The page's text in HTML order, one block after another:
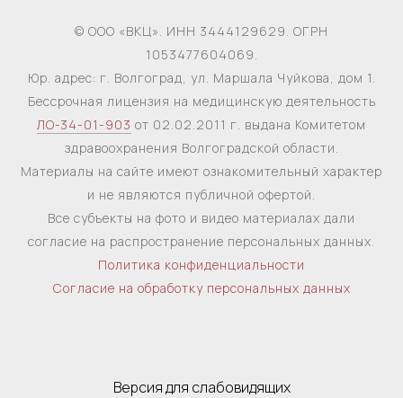
© ООО «ВКЦ». ИНН 3444129629. ОГРН
1053477604069.
Юр. адрес: г. Волгоград, ул. Маршала Чуйкова, дом 1.
Бессрочная лицензия на медицинскую деятельность
ЛО-34-01-903 от 02.02.2011 г. выдана Комитетом
здравоохранения Волгоградской области.
Материалы на сайте имеют ознакомительный характер
и не являются публичной офертой.
Все субъекты на фото и видео материалах дали
согласие на распространение персональных данных.
Политика конфиденциальности
Согласие на обработку персональных данных
Версия для слабовидящих